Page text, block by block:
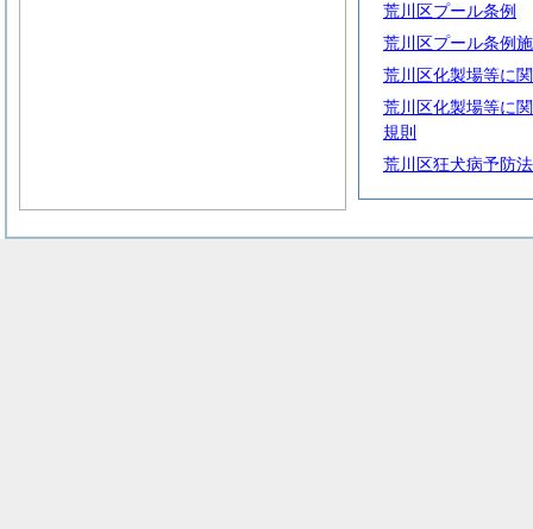
荒川区プール条例
荒川区プール条例
荒川区化製場等に
荒川区化製場等に
規則
荒川区狂犬病予防